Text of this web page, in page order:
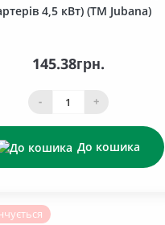
4,5 кВт) (ТМ Jubana)
145.38грн.
- +
До кошика